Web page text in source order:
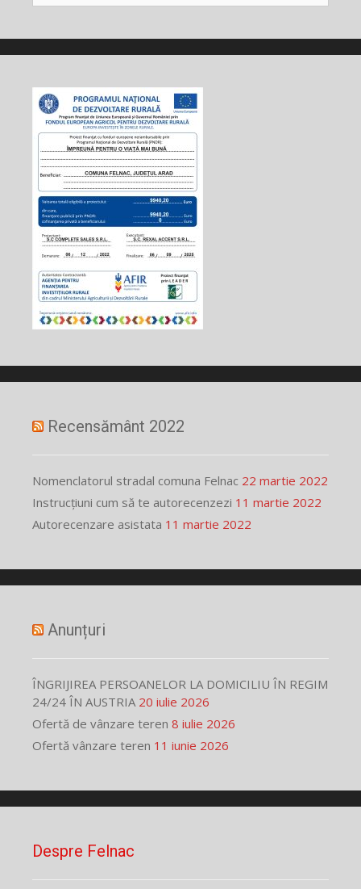
Recensământ 2022
Nomenclatorul stradal comuna Felnac 22 martie 2022
Instrucțiuni cum să te autorecenzezi 11 martie 2022
Autorecenzare asistata 11 martie 2022
Anunțuri
ÎNGRIJIREA PERSOANELOR LA DOMICILIU ÎN REGIM
24/24 ÎN AUSTRIA 20 iulie 2026
Ofertă de vânzare teren 8 iulie 2026
Ofertă vânzare teren 11 iunie 2026
Despre Felnac